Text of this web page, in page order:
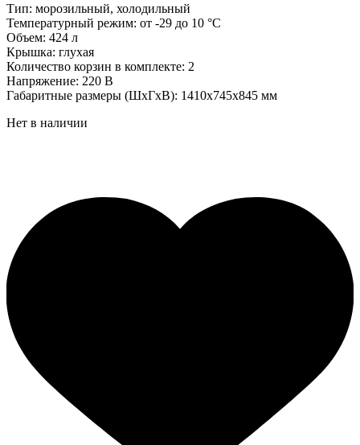
Тип: морозильный, холодильный
Температурный режим: от -29 до 10 °С
Объем: 424 л
Крышка: глухая
Количество корзин в комплекте: 2
Напряжение: 220 В
Габаритные размеры (ШхГхВ): 1410х745х845 мм
Нет в наличии